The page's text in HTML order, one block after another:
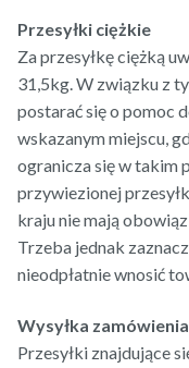
Przesyłki ciężkie
Za przesyłkę ciężką
31,5kg. W związku z
postarać się o pomoc
wskazanym miejscu,
ogranicza się w takim
przywiezionej
kraju nie mają
Trzeba jednak
nieodpłatnie wnosić
Wysyłka
Przesyłki znajdujące